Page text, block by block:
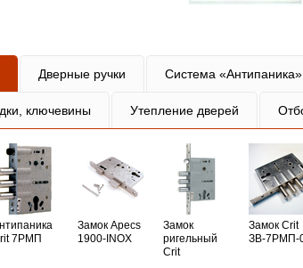
Дверные ручки Система «Антипаника»
ключевины Утепление дверей
7РМП
Замок Apecs
1900-INOX
Замок
ригельный
Crit
Замок Crit
ЗВ-7РМП-